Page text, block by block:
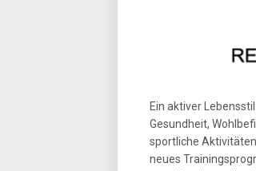
Ein aktiver
Gesundheit,
sportliche
neues